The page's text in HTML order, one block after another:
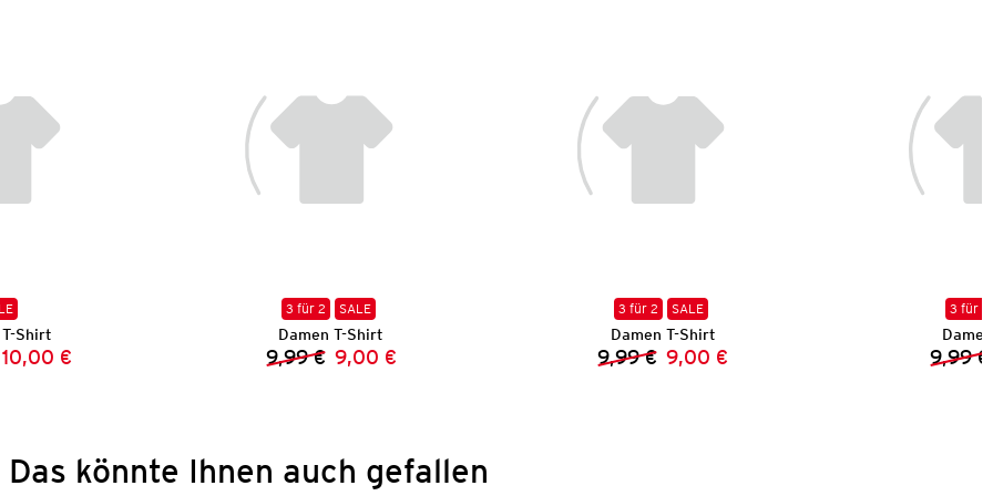
Shirt
Vorheriger Preis:
Neuer Preis:
10,00 €
3 für 2 SALE
Damen T-Shirt
Vorheriger Preis:
9,99 € Neuer Preis:
9,00 €
3 für 2 SALE
Damen T-Shirt
Vorheriger Preis:
9,99 € Neuer Preis:
9,00 €
3 für 2
9,99 €
Das könnte Ihnen auch gefallen